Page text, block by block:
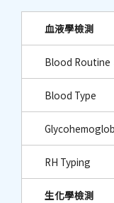
血液學檢測
Blood Routine
Blood Type
RH Typing
生化學檢測